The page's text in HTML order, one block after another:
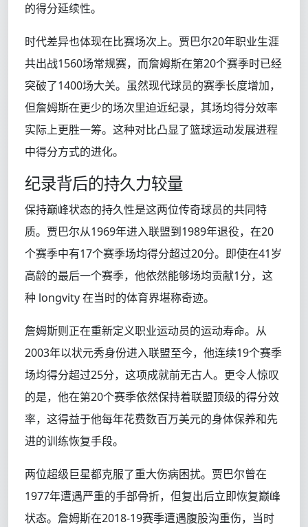
的得分延续性。
时代差异也体现在比赛场次上。贾巴尔20年职业生涯
共出战1560场常规赛，而詹姆斯在第20个赛季时已经
突破了1400场大关。虽然现代球员的赛季长度增加，
但詹姆斯在更少的场次里迫近纪录，其场均得分效率
实际上更胜一筹。这种对比凸显了篮球运动发展进程
中得分方式的进化。
纪录背后的持久力较量
保持巅峰状态的持久性是这两位传奇球员的共同特
质。贾巴尔从1969年进入联盟到1989年退役，在20
个赛季中有17个赛季场均得分超过20分。即使在41岁
高龄的最后一个赛季，他依然能够场均贡献1分，这
种 longvity 在当时的体育界堪称奇迹。
詹姆斯则正在重新定义职业运动员的运动寿命。从
2003年以状元秀身份进入联盟至今，他连续19个赛季
场均得分超过25分，这项成就前无古人。更令人惊叹
的是，他在第20个赛季依然保持着联盟顶级的得分效
率，这得益于他每年花费数百万美元的身体保养和先
进的训练恢复手段。
两位超级巨星都克服了重大伤病困扰。贾巴尔曾在
1977年遭遇严重的手部骨折，但复出后立即恢复巅峰
状态。詹姆斯在2018-19赛季遭遇腹股沟重伤，当时